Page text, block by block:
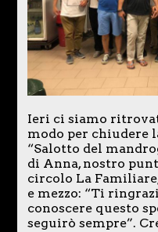
Ieri ci siamo
modo per chiudere
“Salotto del
di Anna, nostro
circolo La
e mezzo: “Ti
conoscere questo
seguirò sempre”.